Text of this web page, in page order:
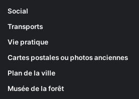
Social
Transports
Vie pratique
Cartes postales ou photos anciennes
Plan de la ville
Musée de la forêt